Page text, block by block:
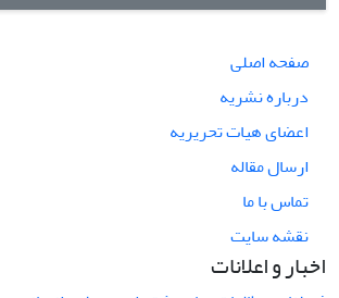
صفحه اصلی
درباره نشریه
اعضای هیات تحریریه
ارسال مقاله
تماس با ما
نقشه سایت
اخبار و اعلانات